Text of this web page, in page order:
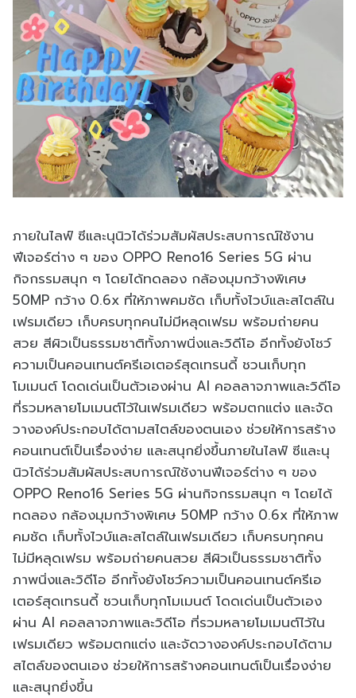
ภายในไลฟ์ ซีและนุนิวได้ร่วมสัมผัสประสบการณ์ใช้งาน
ฟีเจอร์ต่าง ๆ ของ OPPO Reno16 Series 5G ผ่าน
กิจกรรมสนุก ๆ โดยได้ทดลอง กล้องมุมกว้างพิเศษ
50MP กว้าง 0.6x ที่ให้ภาพคมชัด เก็บทั้งไวบ์และสไตล์ใน
เฟรมเดียว เก็บครบทุกคนไม่มีหลุดเฟรม พร้อมถ่ายคน
สวย สีผิวเป็นธรรมชาติทั้งภาพนิ่งและวิดีโอ อีกทั้งยังโชว์
ความเป็นคอนเทนต์ครีเอเตอร์สุดเทรนดี้ ชวนเก็บทุก
โมเมนต์ โดดเด่นเป็นตัวเองผ่าน AI คอลลาจภาพและวิดีโอ
ที่รวมหลายโมเมนต์ไว้ในเฟรมเดียว พร้อมตกแต่ง และจัด
วางองค์ประกอบได้ตามสไตล์ของตนเอง ช่วยให้การสร้าง
คอนเทนต์เป็นเรื่องง่าย และสนุกยิ่งขึ้นภายในไลฟ์ ซีและนุ
นิวได้ร่วมสัมผัสประสบการณ์ใช้งานฟีเจอร์ต่าง ๆ ของ
OPPO Reno16 Series 5G ผ่านกิจกรรมสนุก ๆ โดยได้
ทดลอง กล้องมุมกว้างพิเศษ 50MP กว้าง 0.6x ที่ให้ภาพ
คมชัด เก็บทั้งไวบ์และสไตล์ในเฟรมเดียว เก็บครบทุกคน
ไม่มีหลุดเฟรม พร้อมถ่ายคนสวย สีผิวเป็นธรรมชาติทั้ง
ภาพนิ่งและวิดีโอ อีกทั้งยังโชว์ความเป็นคอนเทนต์ครีเอ
เตอร์สุดเทรนดี้ ชวนเก็บทุกโมเมนต์ โดดเด่นเป็นตัวเอง
ผ่าน AI คอลลาจภาพและวิดีโอ ที่รวมหลายโมเมนต์ไว้ใน
เฟรมเดียว พร้อมตกแต่ง และจัดวางองค์ประกอบได้ตาม
สไตล์ของตนเอง ช่วยให้การสร้างคอนเทนต์เป็นเรื่องง่าย
และสนุกยิ่งขึ้น